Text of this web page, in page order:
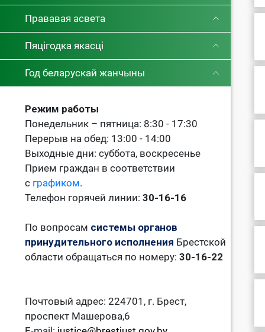
Прававая асвета
Пяцігодка якасці
Год беларускай жанчыны
Режим работы
Понедельник – пятница: 8:30 - 17:30
Перерыв на обед: 13:00 - 14:00
Выходные дни: суббота, воскресенье
Прием граждан в соответствии
с графиком.
Телефон горячей линии: 30-16-16
По вопросам системы органов
принудительного исполнения Брестской
области обращаться по номеру: 30-16-22
Почтовый адрес: 224701, г. Брест,
проспект Машерова,6